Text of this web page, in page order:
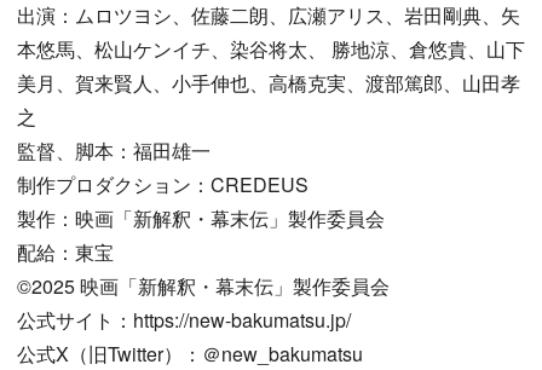
出演：ムロツヨシ、佐藤二朗、広瀬アリス、岩田剛典、矢
本悠馬、松山ケンイチ、染谷将太、 勝地涼、倉悠貴、山下
美月、賀来賢人、小手伸也、高橋克実、渡部篤郎、山田孝
之
監督、脚本：福田雄一
制作プロダクション：CREDEUS
製作：映画「新解釈・幕末伝」製作委員会
配給：東宝
©︎2025 映画「新解釈・幕末伝」製作委員会
公式サイト：https://new-bakumatsu.jp/
公式X（旧Twitter）：＠new_bakumatsu